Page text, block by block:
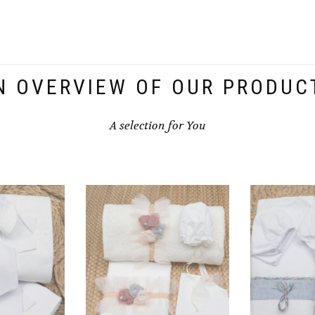
OVERVIEW OF OUR
A selection for You